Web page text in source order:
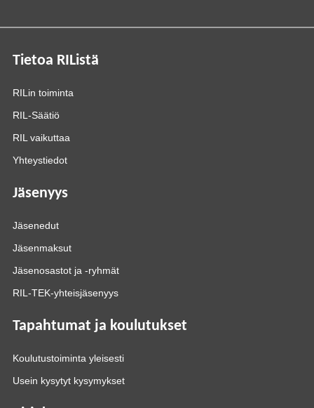
Tietoa RIListä
RILin toiminta
RIL-Säätiö
RIL vaikuttaa
Yhteystiedot
Jäsenyys
Jäsenedut
Jäsenmaksut
Jäsenosastot ja -ryhmät
RIL-TEK-yhteisjäsenyys
Tapahtumat ja koulutukset
Koulutustoiminta yleisesti
Usein kysytyt kysymykset